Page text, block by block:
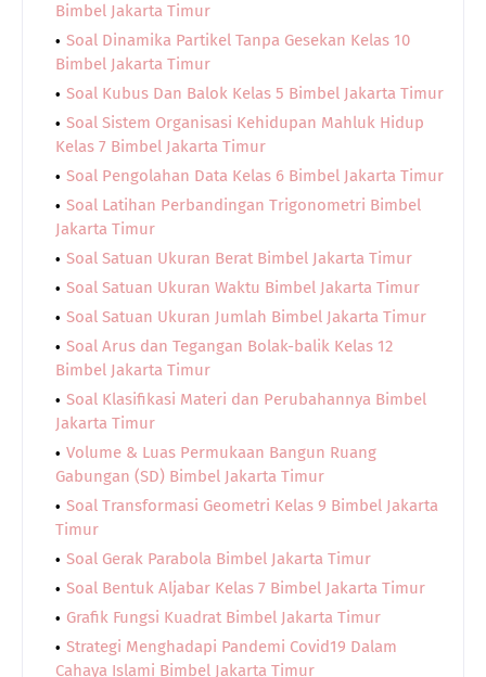
Bimbel Jakarta Timur
Soal Dinamika Partikel Tanpa Gesekan Kelas 10
Bimbel Jakarta Timur
Soal Kubus Dan Balok Kelas 5 Bimbel Jakarta Timur
Soal Sistem Organisasi Kehidupan Mahluk Hidup
Kelas 7 Bimbel Jakarta Timur
Soal Pengolahan Data Kelas 6 Bimbel Jakarta Timur
Soal Latihan Perbandingan Trigonometri Bimbel
Jakarta Timur
Soal Satuan Ukuran Berat Bimbel Jakarta Timur
Soal Satuan Ukuran Waktu Bimbel Jakarta Timur
Soal Satuan Ukuran Jumlah Bimbel Jakarta Timur
Soal Arus dan Tegangan Bolak-balik Kelas 12
Bimbel Jakarta Timur
Soal Klasifikasi Materi dan Perubahannya Bimbel
Jakarta Timur
Volume & Luas Permukaan Bangun Ruang
Gabungan (SD) Bimbel Jakarta Timur
Soal Transformasi Geometri Kelas 9 Bimbel Jakarta
Timur
Soal Gerak Parabola Bimbel Jakarta Timur
Soal Bentuk Aljabar Kelas 7 Bimbel Jakarta Timur
Grafik Fungsi Kuadrat Bimbel Jakarta Timur
Strategi Menghadapi Pandemi Covid19 Dalam
Cahaya Islami Bimbel Jakarta Timur